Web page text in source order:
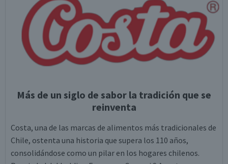
Más de un siglo de sabor la tradición que se
reinventa
Costa, una de las marcas de alimentos más tradicionales de
Chile, ostenta una historia que supera los 110 años,
consolidándose como un pilar en los hogares chilenos.